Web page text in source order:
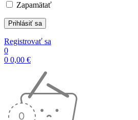
Zapamätať
Registrovať sa
0
0 0,00 €